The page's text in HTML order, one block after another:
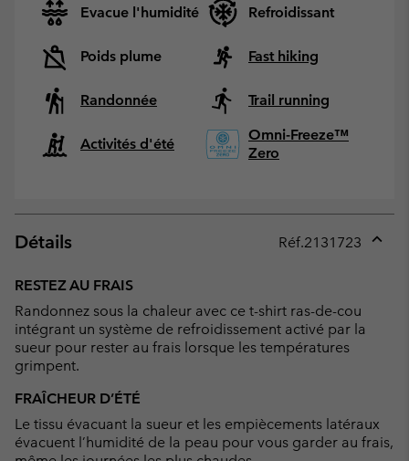
Evacue l'humidité Refroidissant
Poids plume Fast hiking
Randonnée Trail running
Activités d'été
Omni-Freeze™
Zero
Détails Réf.2131723
RESTEZ AU FRAIS
Randonnez sous la chaleur avec ce t-shirt ras-de-cou
intégrant un système de refroidissement activé par la
sueur pour rester au frais lorsque les températures
grimpent.
FRAÎCHEUR D’ÉTÉ
Le tissu évacuant la sueur et les empiècements latéraux
évacuent l’humidité de la peau pour vous garder au frais,